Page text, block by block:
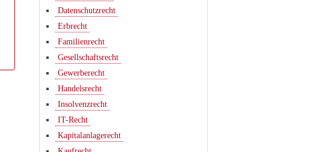
Datenschutzrecht
Erbrecht
Familienrecht
Gesellschaftsrecht
Gewerberecht
Handelsrecht
Insolvenzrecht
IT-Recht
Kapitalanlagerecht